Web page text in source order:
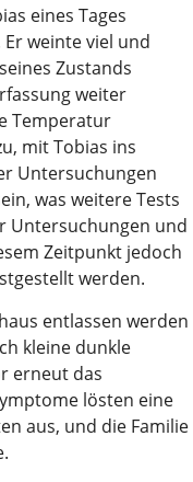
eines Tages
weinte viel und
Zustands
weiter
Temperatur
mit Tobias ins
Untersuchungen
was weitere Tests
Untersuchungen und
Zeitpunkt jedoch
werden.
entlassen werden
kleine dunkle
erneut das
lösten eine
aus, und die Familie